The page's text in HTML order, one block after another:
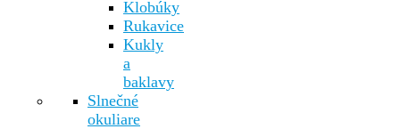
Klobúky
Rukavice
Kukly
a
baklavy
Slnečné
okuliare